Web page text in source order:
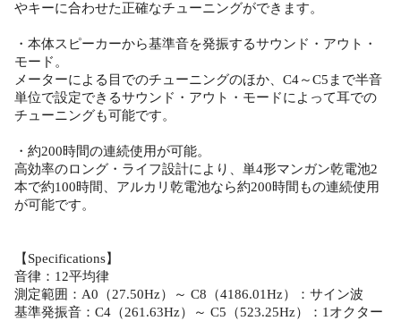
やキーに合わせた正確なチューニングができます。
・本体スピーカーから基準音を発振するサウンド・アウト・
モード。
メーターによる目でのチューニングのほか、C4～C5まで半音
単位で設定できるサウンド・アウト・モードによって耳での
チューニングも可能です。
・約200時間の連続使用が可能。
高効率のロング・ライフ設計により、単4形マンガン乾電池2
本で約100時間、アルカリ乾電池なら約200時間もの連続使用
が可能です。
【Specifications】
音律：12平均律
測定範囲：A0（27.50Hz）～ C8（4186.01Hz）：サイン波
基準発振音：C4（261.63Hz）～ C5（523.25Hz）：1オクター